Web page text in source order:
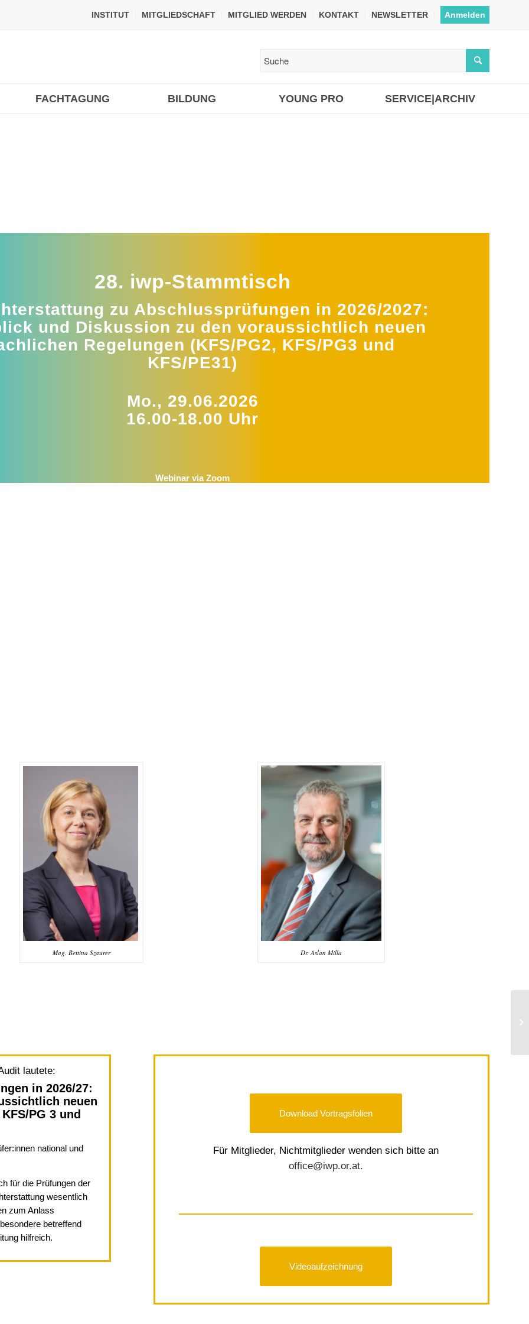
INSTITUT MITGLIEDSCHAFT MITGLIED WERDEN KONTAKT NEWSLETTER Anmelden
FACHTAGUNG BILDUNG YOUNG PRO SERVICE|ARCHIV
28. iwp-Stammtisch
zu Abschlussprüfungen in 2026/2027:
und Diskussion zu den voraussichtlich neuen
Regelungen (KFS/PG2, KFS/PG3 und
KFS/PE31)
Mo., 29.06.2026
16.00-18.00 Uhr
Webinar via Zoom
Mag. Bettina Szaurer Dr. Aslan Milla
lautete:
in 2026/27:
neuen
PG 3 und
national und
für die Prüfungen der
wesentlich
zum Anlass
betreffend
hilfreich.
Download Vortragsfolien
Für Mitglieder, Nichtmitglieder wenden sich bitte an
office@iwp.or.at.
Videoaufzeichnung